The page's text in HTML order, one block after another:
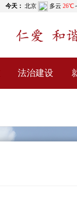
法治建设